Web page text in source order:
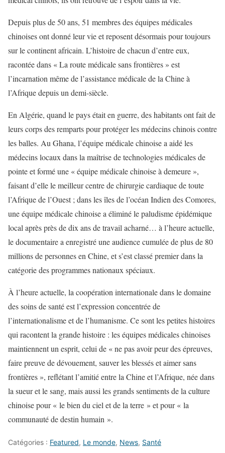
Depuis plus de 50 ans, 51 membres des équipes médicales
chinoises ont donné leur vie et reposent désormais pour toujours
sur le continent africain. L’histoire de chacun d’entre eux,
racontée dans « La route médicale sans frontières » est
l’incarnation même de l’assistance médicale de la Chine à
l’Afrique depuis un demi-siècle.
En Algérie, quand le pays était en guerre, des habitants ont fait de
leurs corps des remparts pour protéger les médecins chinois contre
les balles. Au Ghana, l’équipe médicale chinoise a aidé les
médecins locaux dans la maîtrise de technologies médicales de
pointe et formé une « équipe médicale chinoise à demeure »,
faisant d’elle le meilleur centre de chirurgie cardiaque de toute
l’Afrique de l’Ouest ; dans les îles de l’océan Indien des Comores,
une équipe médicale chinoise a éliminé le paludisme épidémique
local après près de dix ans de travail acharné… à l’heure actuelle,
le documentaire a enregistré une audience cumulée de plus de 80
millions de personnes en Chine, et s’est classé premier dans la
catégorie des programmes nationaux spéciaux.
À l’heure actuelle, la coopération internationale dans le domaine
des soins de santé est l’expression concentrée de
l’internationalisme et de l’humanisme. Ce sont les petites histoires
qui racontent la grande histoire : les équipes médicales chinoises
maintiennent un esprit, celui de « ne pas avoir peur des épreuves,
faire preuve de dévouement, sauver les blessés et aimer sans
frontières », reflétant l’amitié entre la Chine et l’Afrique, née dans
la sueur et le sang, mais aussi les grands sentiments de la culture
chinoise pour « le bien du ciel et de la terre » et pour « la
communauté de destin humain ».
Catégories : Featured, Le monde, News, Santé